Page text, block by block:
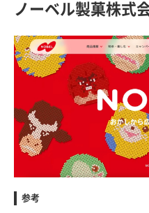
ノーベル製菓株式
参考